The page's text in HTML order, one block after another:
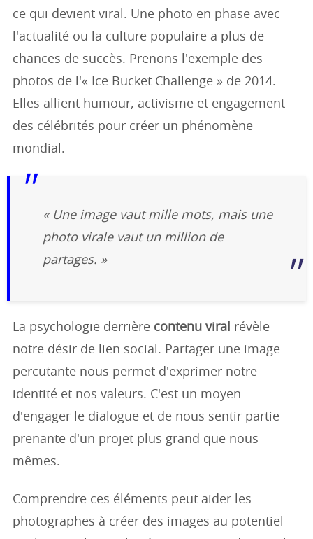
ce qui devient viral. Une photo en phase avec
l'actualité ou la culture populaire a plus de
chances de succès. Prenons l'exemple des
photos de l'« Ice Bucket Challenge » de 2014.
Elles allient humour, activisme et engagement
des célébrités pour créer un phénomène
mondial.
« Une image vaut mille mots, mais une
photo virale vaut un million de
partages. »
La psychologie derrière contenu viral
révèle
notre désir de lien social. Partager une image
percutante nous permet d'exprimer notre
identité et nos valeurs. C'est un moyen
d'engager le dialogue et de nous sentir partie
prenante d'un projet plus grand que nous-
mêmes.
Comprendre ces éléments peut aider les
photographes à créer des images au potentiel